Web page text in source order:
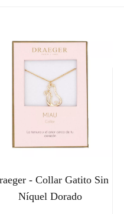
- Collar Gatito Sin
Níquel Dorado